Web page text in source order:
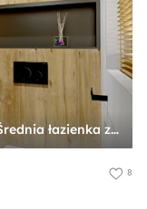
Łazienka w domu jednorodzinnym - Średnia łazienka z oknem, styl skandynawski - zdjęcie od AD&D Architektura Dekoracja & Design
8